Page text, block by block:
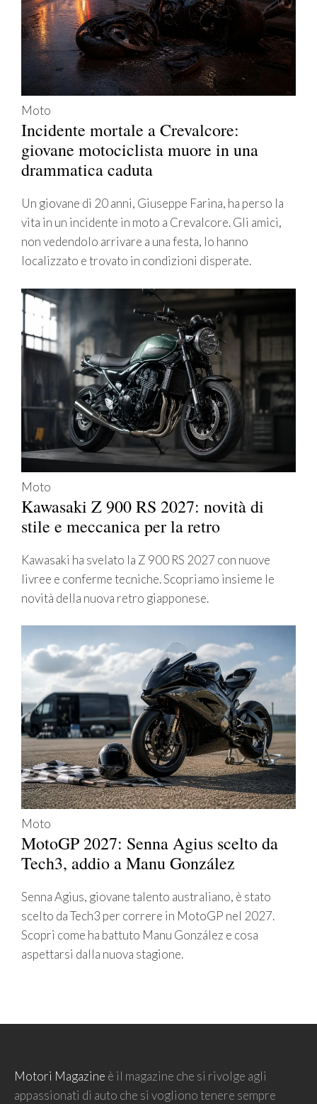
Moto
Incidente mortale a Crevalcore:
giovane motociclista muore in una
drammatica caduta
Un giovane di 20 anni, Giuseppe Farina, ha perso la
vita in un incidente in moto a Crevalcore. Gli amici,
non vedendolo arrivare a una festa, lo hanno
localizzato e trovato in condizioni disperate.
Moto
Kawasaki Z 900 RS 2027: novità di
stile e meccanica per la retro
Kawasaki ha svelato la Z 900 RS 2027 con nuove
livree e conferme tecniche. Scopriamo insieme le
novità della nuova retro giapponese.
Moto
MotoGP 2027: Senna Agius scelto da
Tech3, addio a Manu González
Senna Agius, giovane talento australiano, è stato
scelto da Tech3 per correre in MotoGP nel 2027.
Scopri come ha battuto Manu González e cosa
aspettarsi dalla nuova stagione.
Motori Magazine è il magazine che si rivolge agli
appassionati di auto che si vogliono tenere sempre